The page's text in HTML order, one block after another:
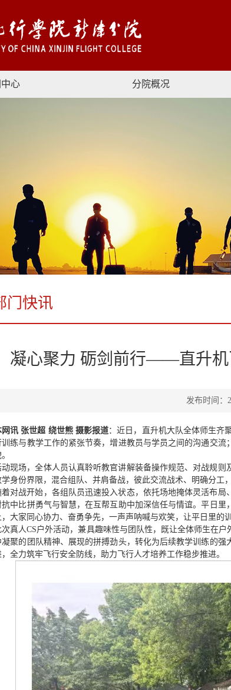
心 分院概况
门快讯
凝心聚力 砺剑前行——直升机
发布时间：
网讯 张世超 绕世熊 摄影报道：近日，直升机大队全体师生齐
训练与教学工作的紧张节奏，增进教员与学员之间的沟通交
动现场，全体人员认真聆听教官讲解装备操作规范、对战规
学身份界限，混合组队、并肩备战，彼此交流战术、明确分工
着对战开始，各组队员迅速投入状态，依托场地掩体灵活布
抗中比拼勇气与智慧，在互帮互助中加深信任与情谊。平日
，大家同心协力、奋勇争先，一声声呐喊与欢笑，让平日里的
次真人CS户外活动，兼具趣味性与团队性，既让全体师生在
凝聚的团队精神、展现的拼搏劲头，转化为后续教学训练的
全力筑牢飞行安全防线，助力飞行人才培养工作稳步推进。